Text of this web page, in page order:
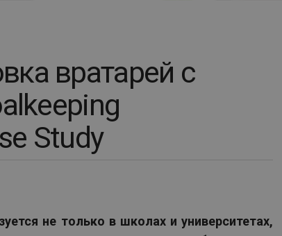
вратарей с
Study
не только в школах и университетах,